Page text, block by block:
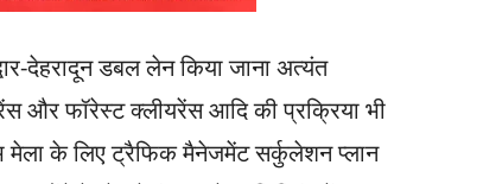
देहरादून डबल लेन किया जाना अत्यंत
और फॉरेस्ट क्लीयरेंस आदि की प्रक्रिया भी
मेला के लिए ट्रैफिक मैनेजमेंट सर्कुलेशन प्लान